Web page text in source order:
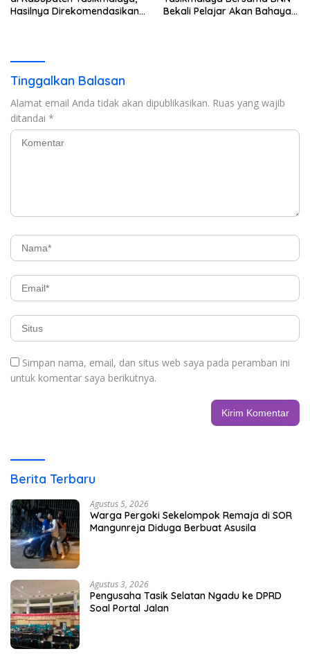
Hasilnya Direkomendasikan
Bekali Pelajar Akan Bahaya
Tinggalkan Balasan
Alamat email Anda tidak akan dipublikasikan. Ruas yang wajib
ditandai *
Simpan nama, email, dan situs web saya pada peramban ini
untuk komentar saya berikutnya.
Berita Terbaru
Agustus 5, 2026
Warga Pergoki Sekelompok Remaja di SOR
Mangunreja Diduga Berbuat Asusila
Agustus 3, 2026
Pengusaha Tasik Selatan Ngadu ke DPRD
Soal Portal Jalan